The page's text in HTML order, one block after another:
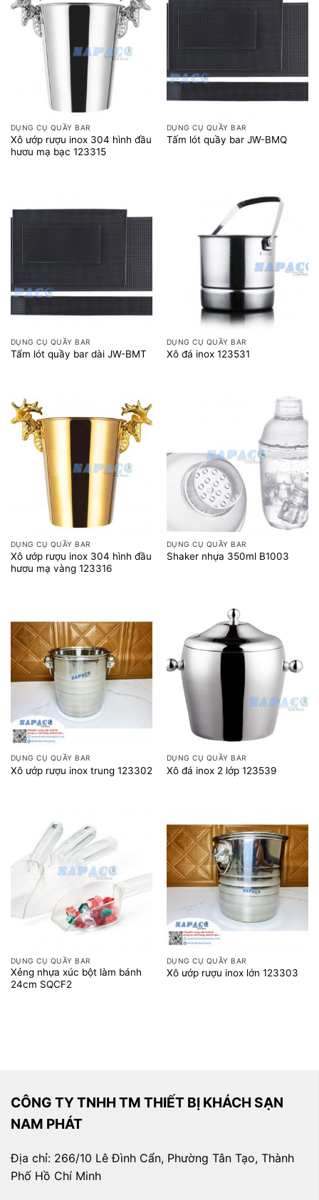
DỤNG CỤ QUẦY BAR
Xô ướp rượu inox 304 hình đầu
hươu mạ bạc 123315
DỤNG CỤ QUẦY BAR
Tấm lót quầy bar JW-BMQ
DỤNG CỤ QUẦY BAR
Tấm lót quầy bar dài JW-BMT
DỤNG CỤ QUẦY BAR
Xô đá inox 123531
DỤNG CỤ QUẦY BAR
Xô ướp rượu inox 304 hình đầu
hươu mạ vàng 123316
DỤNG CỤ QUẦY BAR
Shaker nhựa 350ml B1003
DỤNG CỤ QUẦY BAR
Xô ướp rượu inox trung 123302
DỤNG CỤ QUẦY BAR
Xô đá inox 2 lớp 123539
DỤNG CỤ QUẦY BAR
Xẻng nhựa xúc bột làm bánh
24cm SQCF2
DỤNG CỤ QUẦY BAR
Xô ướp rượu inox lớn 123303
CÔNG TY TNHH TM THIẾT BỊ KHÁCH SẠN
NAM PHÁT
Địa chỉ: 266/10 Lê Đình Cẩn, Phường Tân Tạo, Thành
Phố Hồ Chí Minh